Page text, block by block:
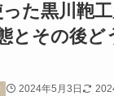
た黒川鞄
とその後ど
2024年5月3日